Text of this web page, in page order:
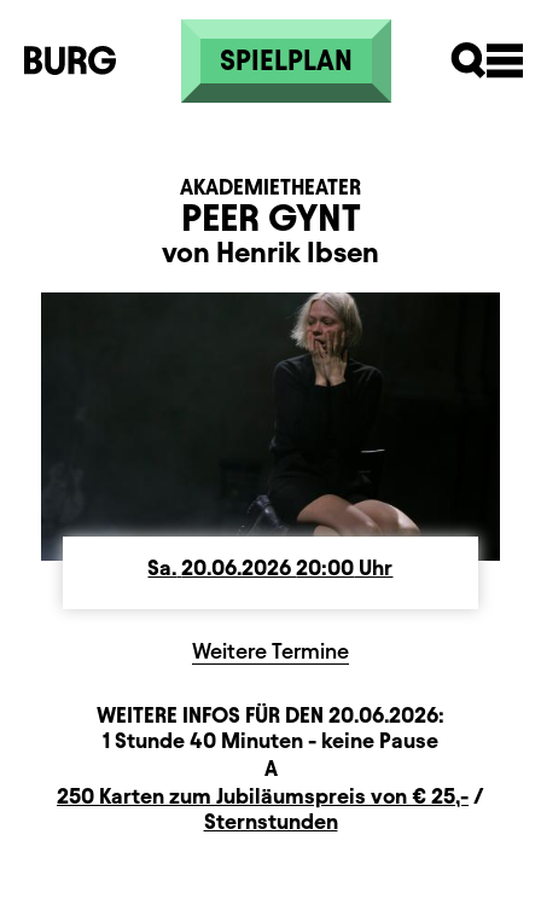
Direkt zum Inhalt
SPIELPLAN
PEER GYNT
AKADEMIETHEATER
von Henrik Ibsen
Sa. Samstag
20.06.202620:00 Uhr
Weitere Termine
WEITERE INFOS FÜR DEN 20.06.2026:
BeschreibungInformation
Dauer und Pausen
1 Stunde 40 Minuten - keine Pause
A
Zusatzinformation
250 Karten zum Jubiläumspreis von € 25,- /
Sternstunden